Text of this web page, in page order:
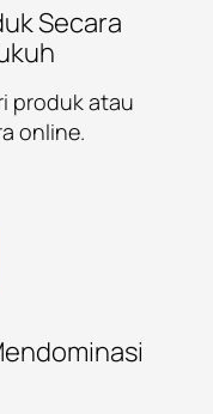
Secara
produk atau
online.